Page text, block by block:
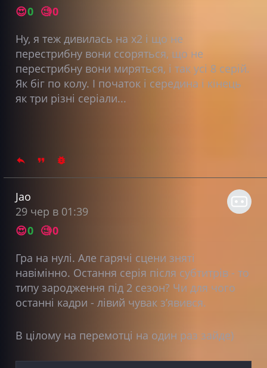
😍0 🧐0
Ну, я теж дивилась на х2 і що не
перестрибну вони ссоряться, що не
перестрибну вони миряться, і так усі 8 серій.
Як біг по колу. І початок і середина і кінець
як три різні серіали...
Jao
29 чер в 01:39
😍0 🧐0
Гра на нулі. Але гарячі сцени зняті
навімінно. Остання серія після субтитрів - то
типу зародження під 2 сезон? Чи для чого
останні кадри - лівий чувак зʼявився.
В цілому на перемотці на один раз зайде)